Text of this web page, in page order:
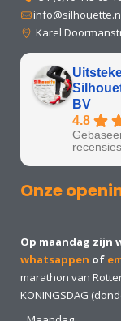
Karel
BV
4.8
recensies
Onze
Op maandag zijn
whatsappen of
marathon van
KONINGSDAG